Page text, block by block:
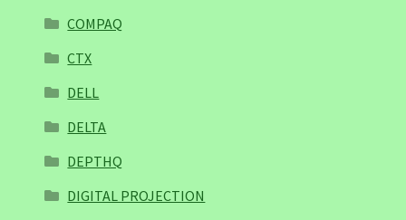
COMPAQ
CTX
DELL
DELTA
DEPTHQ
DIGITAL PROJECTION